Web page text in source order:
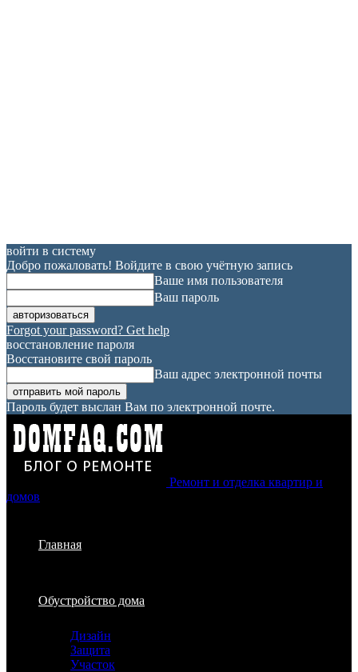
войти в систему
Добро пожаловать! Войдите в свою учётную запись
Ваше имя пользователя
Ваш пароль
Forgot your password? Get help
восстановление пароля
Восстановите свой пароль
Ваш адрес электронной почты
Пароль будет выслан Вам по электронной почте.
Ремонт и отделка квартир и
домов
Главная
Обустройство дома
Дизайн
Защита
Участок